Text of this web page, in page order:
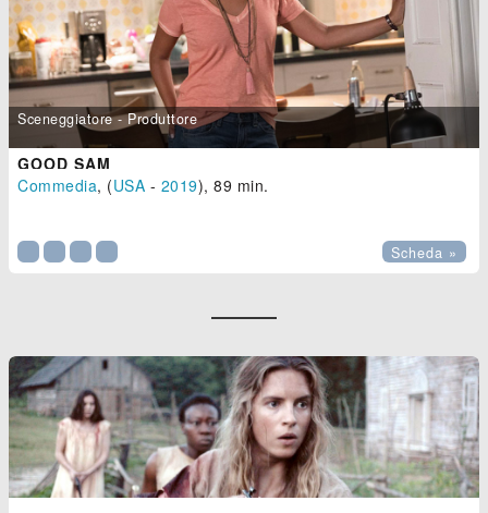
Sceneggiatore - Produttore
GOOD SAM
Commedia, (USA - 2019), 89 min.
Scheda »